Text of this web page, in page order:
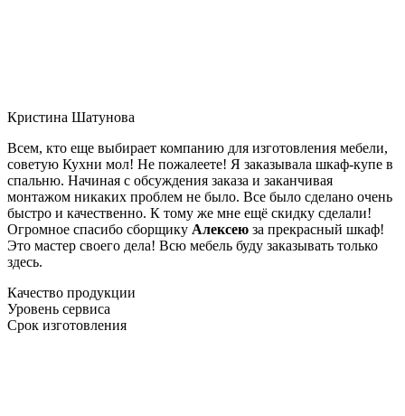
Кристина Шатунова
Всем, кто еще выбирает компанию для изготовления мебели,
советую Кухни мол! Не пожалеете! Я заказывала шкаф-купе в
спальню. Начиная с обсуждения заказа и заканчивая
монтажом никаких проблем не было. Все было сделано очень
быстро и качественно. К тому же мне ещё скидку сделали!
Огромное спасибо сборщику Алексею за прекрасный шкаф!
Это мастер своего дела! Всю мебель буду заказывать только
здесь.
Качество продукции
Уровень сервиса
Срок изготовления